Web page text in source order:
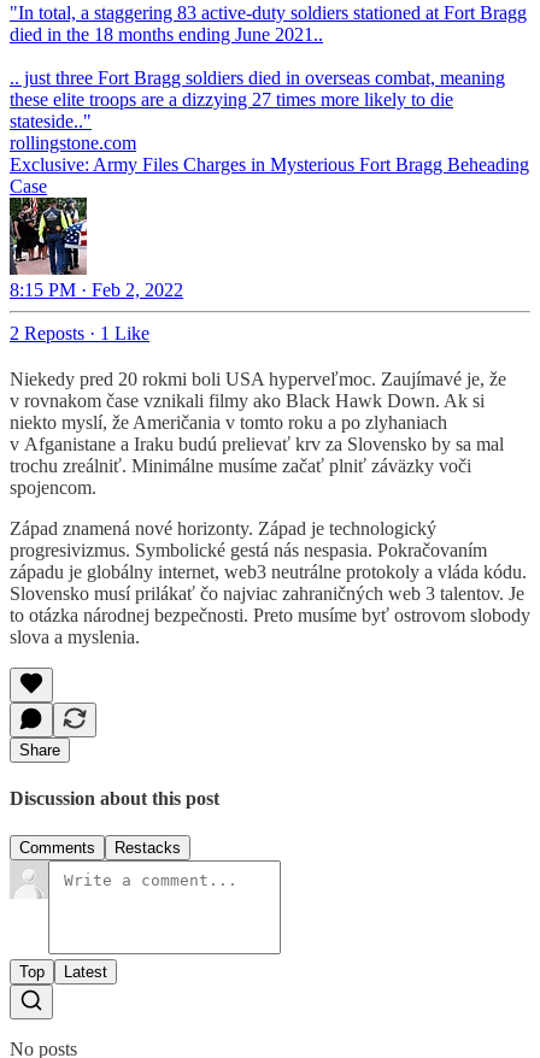
"In total, a staggering 83 active-duty soldiers stationed at Fort Bragg
died in the 18 months ending June 2021..
.. just three Fort Bragg soldiers died in overseas combat, meaning
these elite troops are a dizzying 27 times more likely to die
rollingstone.com
Exclusive: Army Files Charges in Mysterious Fort Bragg Beheading
Case
8:15 PM · Feb 2, 2022
2 Reposts · 1 Like
Niekedy pred 20 rokmi boli USA hyperveľmoc. Zaujímavé je, že
v rovnakom čase vznikali filmy ako Black Hawk Down. Ak si
niekto myslí, že Američania v tomto roku a po zlyhaniach
v Afganistane a Iraku budú prelievať krv za Slovensko by sa mal
trochu zreálniť. Minimálne musíme začať plniť záväzky voči
spojencom.
Západ znamená nové horizonty. Západ je technologický
progresivizmus. Symbolické gestá nás nespasia. Pokračovaním
západu je globálny internet, web3 neutrálne protokoly a vláda kódu.
Slovensko musí prilákať čo najviac zahraničných web 3 talentov. Je
to otázka národnej bezpečnosti. Preto musíme byť ostrovom slobody
slova a myslenia.
Share
Discussion about this post
Comments Restacks
Top Latest
No posts